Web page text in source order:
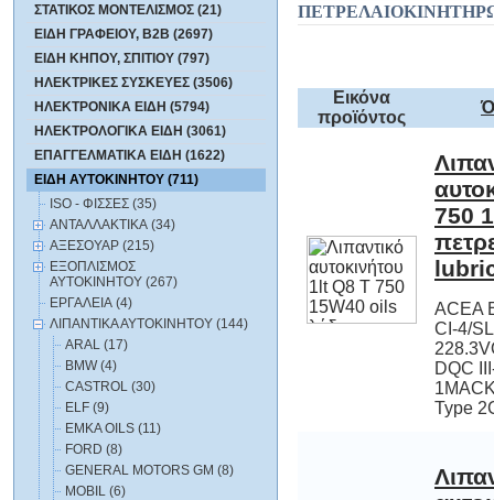
ΣΤΑΤΙΚΟΣ ΜΟΝΤΕΛΙΣΜΟΣ (21)
ΕΙΔΗ ΓΡΑΦΕΙΟΥ, B2B (2697)
ΕΙΔΗ ΚΗΠΟΥ, ΣΠΙΤΙΟΥ (797)
ΗΛΕΚΤΡΙΚΕΣ ΣΥΣΚΕΥΕΣ (3506)
ΗΛΕΚΤΡΟΝΙΚΑ ΕΙΔΗ (5794)
ΗΛΕΚΤΡΟΛΟΓΙΚΑ ΕΙΔΗ (3061)
ΕΠΑΓΓΕΛΜΑΤΙΚΑ ΕΙΔΗ (1622)
ΕΙΔΗ ΑΥΤΟΚΙΝΗΤΟΥ (711)
ISO - ΦΙΣΣΕΣ (35)
ΑΝΤΑΛΛΑΚΤΙΚΑ (34)
ΑΞΕΣΟΥΑΡ (215)
ΕΞΟΠΛΙΣΜΟΣ
ΑΥΤΟΚΙΝΗΤΟΥ (267)
ΕΡΓΑΛΕΙΑ (4)
ΛΙΠΑΝΤΙΚΑ ΑΥΤΟΚΙΝΗΤΟΥ (144)
ARAL (17)
BMW (4)
CASTROL (30)
ELF (9)
EMKA OILS (11)
FORD (8)
GENERAL MOTORS GM (8)
MOBIL (6)
Εικόνα
προϊόντος
750
ACEA
CI-4/
DQC
Type
520